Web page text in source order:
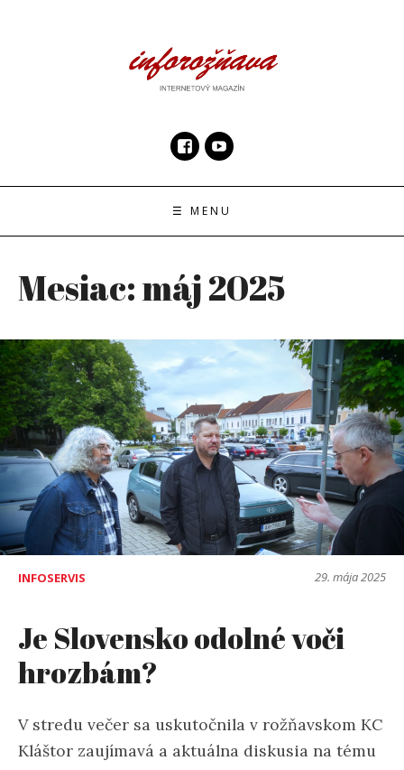
☰ MENU
Mesiac:máj 2025
INFOSERVIS 29. mája 2025
Je Slovensko odolné voči
hrozbám?
V stredu večer sa uskutočnila v rožňavskom KC
Kláštor zaujímavá a aktuálna diskusia na tému